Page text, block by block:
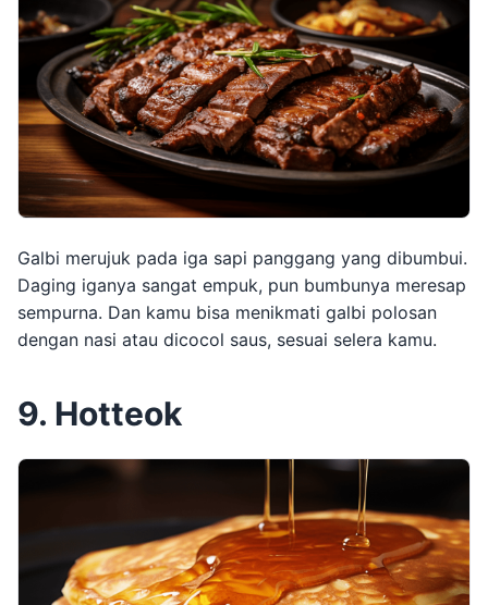
Galbi merujuk pada iga sapi panggang yang dibumbui.
Daging iganya sangat empuk, pun bumbunya meresap
sempurna. Dan kamu bisa menikmati galbi polosan
dengan nasi atau dicocol saus, sesuai selera kamu.
9. Hotteok